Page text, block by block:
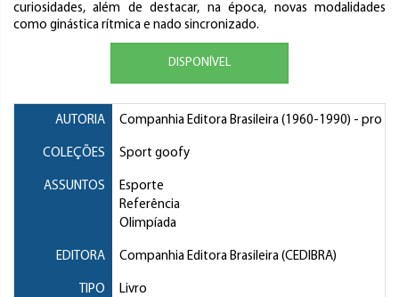
curiosidades, além de destacar, na época, novas modalidades
como ginástica rítmica e nado sincronizado.
DISPONÍVEL
AUTORIA Companhia Editora Brasileira (1960-1990) - pro
COLEÇÕES Sport goofy
ASSUNTOS
Esporte
Referência
Olimpíada
EDITORA Companhia Editora Brasileira (CEDIBRA)
TIPO Livro